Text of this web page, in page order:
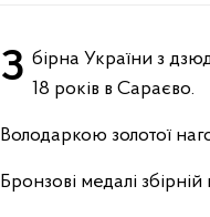
Збірна України з дзюдо виборола одну золоту та три бронзові медалі на чемпіонаті світу серед спортсменів до 18 років в Сараєво.
Володаркою золотої
Бронзові медалі